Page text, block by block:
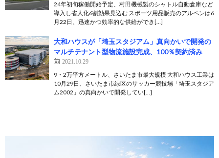
24年初旬稼働開始予定、村田機械製のシャトル自動倉庫など
導入し省人化6割効果見込む スポーツ用品販売のアルペンは6
月22日、迅速かつ効率的な供給ができ[…]
大和ハウスが「埼玉スタジアム」真向かいで開発の
マルチテナント型物流施設完成、100％契約済み
2021.10.29
9・2万平方メートル、さいたま市最大規模 大和ハウス工業は
10月29日、さいたま市緑区のサッカー競技場「埼玉スタジア
ム2002」の真向かいで開発してい[…]